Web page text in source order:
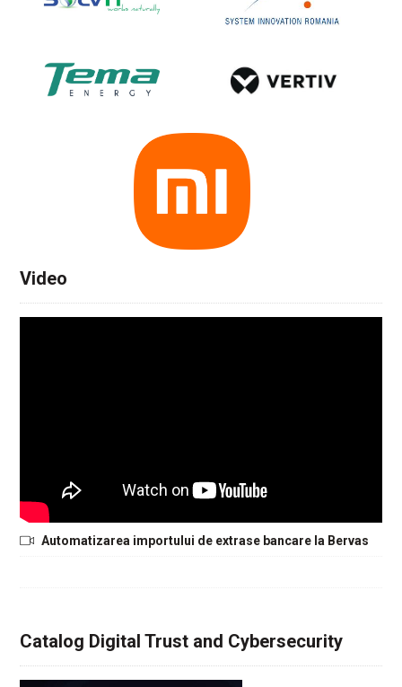
Video
Automatizarea importului de extrase bancare la Bervas
Catalog Digital Trust and Cybersecurity